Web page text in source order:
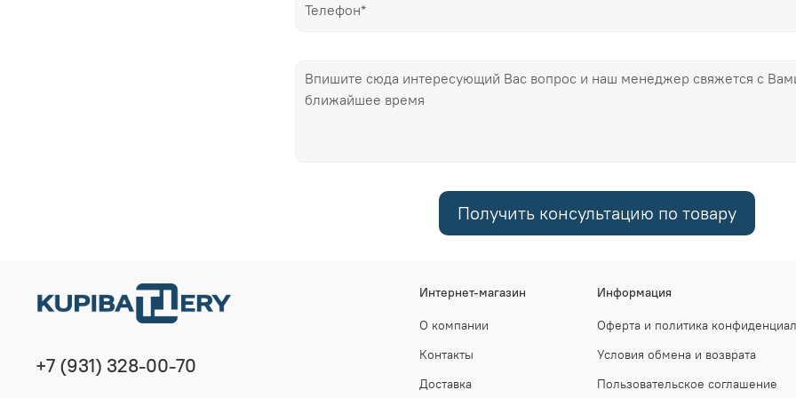
Получить консультацию по товару
Интернет-магазин
О компании
Контакты
Доставка
Информация
Оферта и политика
Условия обмена и возврата
Пользовательское соглашение
+7 (931) 328-00-70